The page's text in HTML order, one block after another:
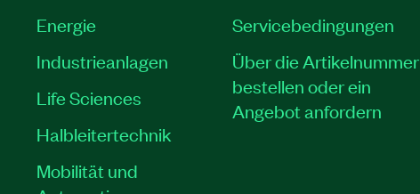
Energie
Industrieanlagen
Life Sciences
Halbleitertechnik
Mobilität und
Servicebedingungen
Über die Artikelnummer
bestellen oder ein
Angebot anfordern